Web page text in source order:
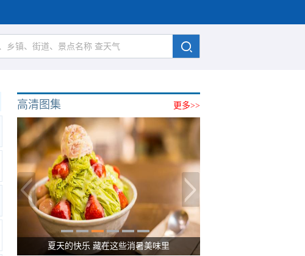
更多>>
高清图集
夏天的快乐 藏在这些消暑美味里